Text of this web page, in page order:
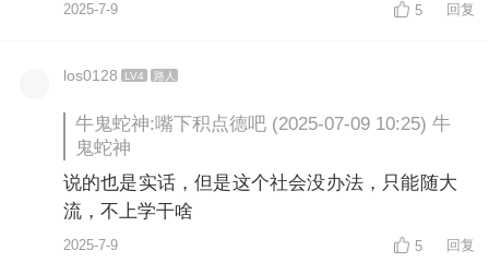
2025-7-9 5 回复
los0128 LV4 路人
牛鬼蛇神:嘴下积点德吧 (2025-07-09 10:25) 牛
鬼蛇神
说的也是实话，但是这个社会没办法，只能随大
流，不上学干啥
2025-7-9 5 回复